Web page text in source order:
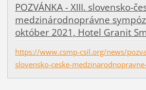
POZVÁNKA - XIII. slovensko-
medzinárodnoprávne
október 2021, Hotel Granit
https://www.csmp-csil.org/news/
slovensko-ceske-